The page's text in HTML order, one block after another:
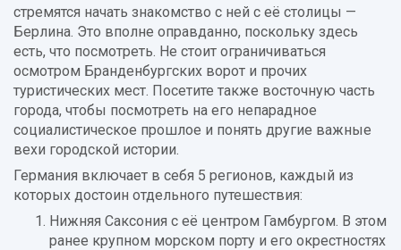
стремятся начать знакомство с ней с её столицы —
Берлина. Это вполне оправданно, поскольку здесь
есть, что посмотреть. Не стоит ограничиваться
осмотром Бранденбургских ворот и прочих
туристических мест. Посетите также восточную часть
города, чтобы посмотреть на его непарадное
социалистическое прошлое и понять другие важные
вехи городской истории.
Германия включает в себя 5 регионов, каждый из
которых достоин отдельного путешествия:
Нижняя Саксония с её центром Гамбургом. В этом
ранее крупном морском порту и его окрестностях